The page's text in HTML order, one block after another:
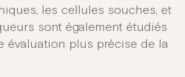
les cellules souches, et
sont également étudiés
évaluation plus précise de la